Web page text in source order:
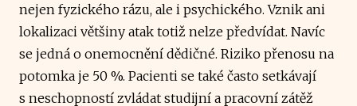
nejen fyzického rázu, ale i psychického. Vznik ani
lokalizaci většiny atak totiž nelze předvídat. Navíc
se jedná o onemocnění dědičné. Riziko přenosu na
potomka je 50 %. Pacienti se také často setkávají
s neschopností zvládat studijní a pracovní zátěž